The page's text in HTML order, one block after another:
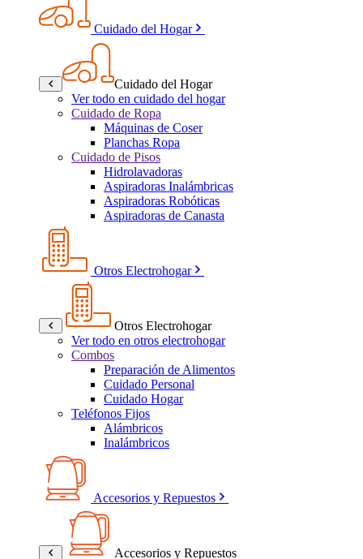
Cuidado del Hogar
Cuidado del Hogar
Ver todo en cuidado del hogar
Cuidado de Ropa
Máquinas de Coser
Planchas Ropa
Cuidado de Pisos
Hidrolavadoras
Aspiradoras Inalámbricas
Aspiradoras Robóticas
Aspiradoras de Canasta
Otros Electrohogar
Otros Electrohogar
Ver todo en otros electrohogar
Combos
Preparación de Alimentos
Cuidado Personal
Cuidado Hogar
Teléfonos Fijos
Alámbricos
Inalámbricos
Accesorios y Repuestos
Accesorios y Repuestos